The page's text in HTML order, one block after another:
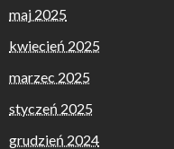
maj 2025
kwiecień 2025
marzec 2025
styczeń 2025
grudzień 2024